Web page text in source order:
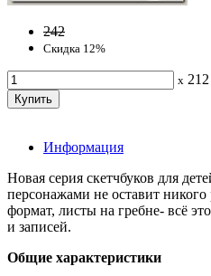
242
Скидка 12%
x 212
Информация
Новая серия скетчбуков для
персонажами не оставит
формат, листы на гребне- всё
и записей.
Общие характеристики